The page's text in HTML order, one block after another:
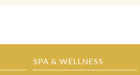
SPA & WELLNESS